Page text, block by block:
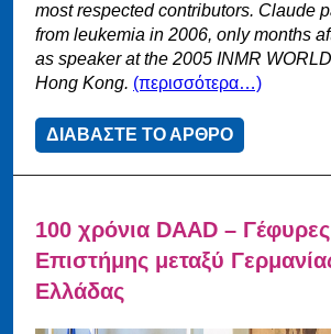
most respected contributors. Claude
from leukemia in 2006, only months
as speaker at the 2005 INMR
Hong Kong. (περισσότερα…)
ΔΙΑΒΑΣΤΕ ΤΟ ΑΡΘΡΟ
100 χρόνια DAAD –
Επιστήμης μεταξύ
Ελλάδας